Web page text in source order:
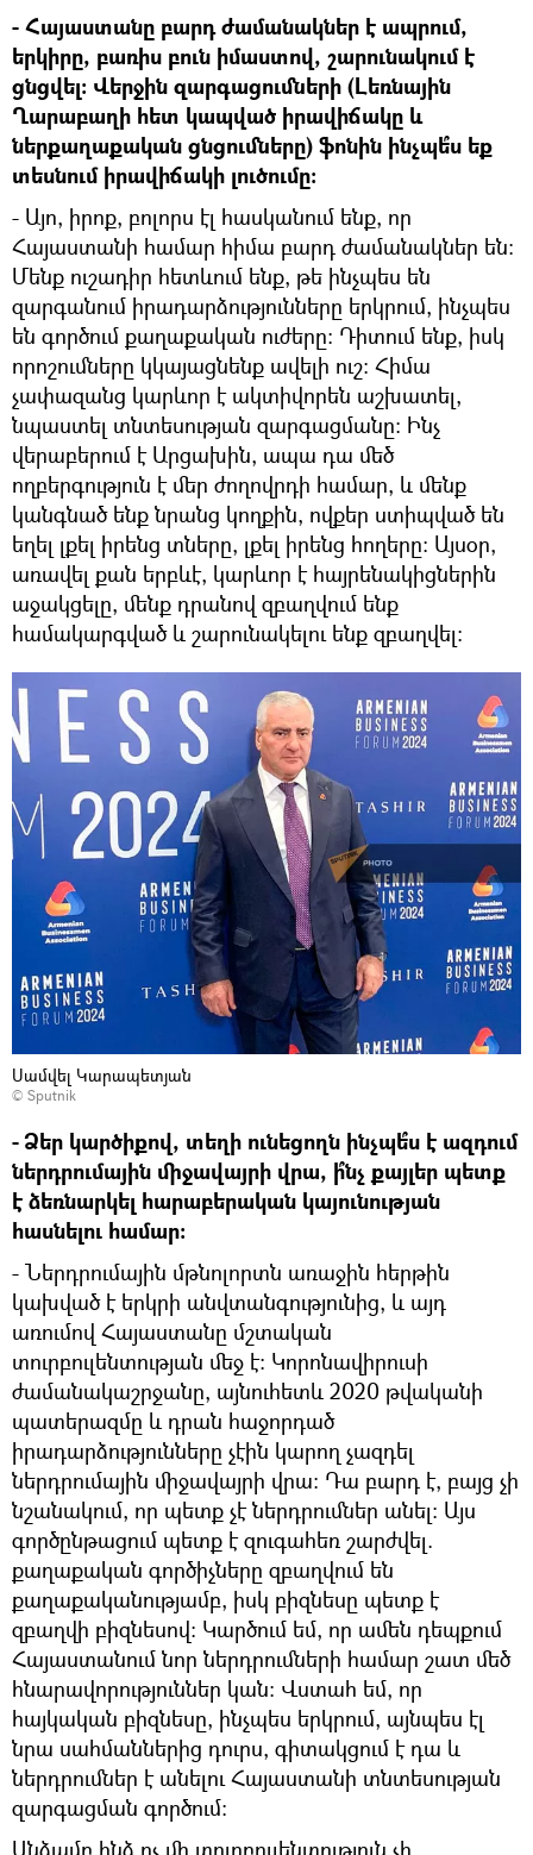
- Հայաստանը բարդ ժամանակներ է ապրում,
երկիրը, բառիս բուն իմաստով, շարունակում է
ցնցվել։ Վերջին զարգացումների (Լեռնային
Ղարաբաղի հետ կապված իրավիճակը և
ներքաղաքական ցնցումները) ֆոնին ինչպե՞ս եք
տեսնում իրավիճակի լուծումը:
- Այո, իրոք, բոլորս էլ հասկանում ենք, որ
Հայաստանի համար հիմա բարդ ժամանակներ են։
Մենք ուշադիր հետևում ենք, թե ինչպես են
զարգանում իրադարձությունները երկրում, ինչպես
են գործում քաղաքական ուժերը։ Դիտում ենք, իսկ
որոշումները կկայացնենք ավելի ուշ։ Հիմա
չափազանց կարևոր է ակտիվորեն աշխատել,
նպաստել տնտեսության զարգացմանը։ Ինչ
վերաբերում է Արցախին, ապա դա մեծ
ողբերգություն է մեր ժողովրդի համար, և մենք
կանգնած ենք նրանց կողքին, ովքեր ստիպված են
եղել լքել իրենց տները, լքել իրենց հողերը։ Այսօր,
առավել քան երբևէ, կարևոր է հայրենակիցներին
աջակցելը, մենք դրանով զբաղվում ենք
համակարգված և շարունակելու ենք զբաղվել։
Սամվել Կարապետյան
© Sputnik
- Ձեր կարծիքով, տեղի ունեցողն ինչպե՞ս է ազդում
ներդրումային միջավայրի վրա, ի՞նչ քայլեր պետք
է ձեռնարկել հարաբերական կայունության
հասնելու համար:
- Ներդրումային մթնոլորտն առաջին հերթին
կախված է երկրի անվտանգությունից, և այդ
առումով Հայաստանը մշտական
տուրբուլենտության մեջ է: Կորոնավիրուսի
ժամանակաշրջանը, այնուհետև 2020 թվականի
պատերազմը և դրան հաջորդած
իրադարձությունները չէին կարող չազդել
ներդրումային միջավայրի վրա։ Դա բարդ է, բայց չի
նշանակում, որ պետք չէ ներդրումներ անել։ Այս
գործընթացում պետք է զուգահեռ շարժվել.
քաղաքական գործիչները զբաղվում են
քաղաքականությամբ, իսկ բիզնեսը պետք է
զբաղվի բիզնեսով։ Կարծում եմ, որ ամեն դեպքում
Հայաստանում նոր ներդրումների համար շատ մեծ
հնարավորություններ կան։ Վստահ եմ, որ
հայկական բիզնեսը, ինչպես երկրում, այնպես էլ
նրա սահմաններից դուրս, գիտակցում է դա և
ներդրումներ է անելու Հայաստանի տնտեսության
զարգացման գործում։
Անձամբ ինձ ոչ մի տուրբուլենտություն չի